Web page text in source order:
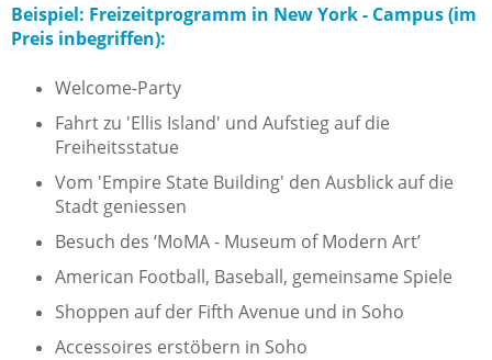
Beispiel: Freizeitprogramm in New York - Campus (im
Preis inbegriffen):
Welcome-Party
Fahrt zu 'Ellis Island' und Aufstieg auf die
Freiheitsstatue
Vom 'Empire State Building' den Ausblick auf die
Stadt geniessen
Besuch des ‘MoMA - Museum of Modern Art’
American Football, Baseball, gemeinsame Spiele
Shoppen auf der Fifth Avenue und in Soho
Accessoires erstöbern in Soho